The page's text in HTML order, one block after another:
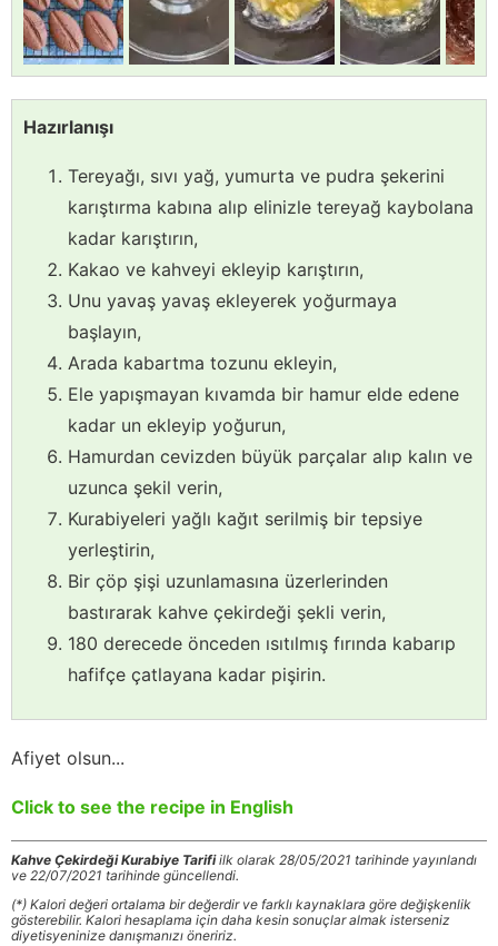
Hazırlanışı
Tereyağı, sıvı yağ, yumurta ve pudra şekerini
karıştırma kabına alıp elinizle tereyağ kaybolana
kadar karıştırın,
Kakao ve kahveyi ekleyip karıştırın,
Unu yavaş yavaş ekleyerek yoğurmaya
başlayın,
Arada kabartma tozunu ekleyin,
Ele yapışmayan kıvamda bir hamur elde edene
kadar un ekleyip yoğurun,
Hamurdan cevizden büyük parçalar alıp kalın ve
uzunca şekil verin,
Kurabiyeleri yağlı kağıt serilmiş bir tepsiye
yerleştirin,
Bir çöp şişi uzunlamasına üzerlerinden
bastırarak kahve çekirdeği şekli verin,
180 derecede önceden ısıtılmış fırında kabarıp
hafifçe çatlayana kadar pişirin.
Afiyet olsun...
Click to see the recipe in English
Kahve Çekirdeği Kurabiye Tarifiilk olarak 28/05/2021 tarihinde yayınlandı
ve 22/07/2021 tarihinde güncellendi.
(*) Kalori değeri ortalama bir değerdir ve farklı kaynaklara göre değişkenlik
gösterebilir. Kalori hesaplama için daha kesin sonuçlar almak isterseniz
diyetisyeninize danışmanızı öneririz.